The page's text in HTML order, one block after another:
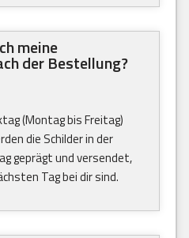
meine
der Bestellung?
(Montag bis Freitag)
die Schilder in der
geprägt und versendet,
Tag bei dir sind.